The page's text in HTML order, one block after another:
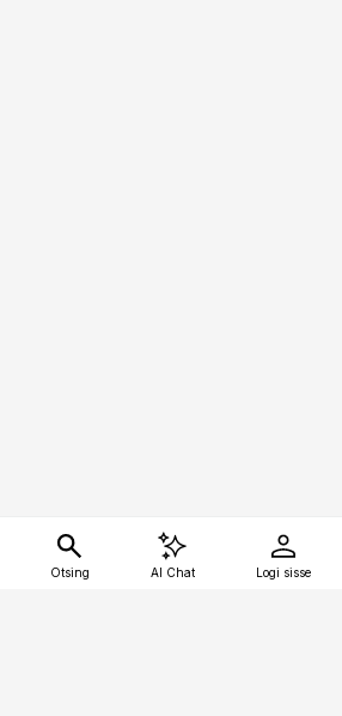
Otsing AI Chat Logi sisse